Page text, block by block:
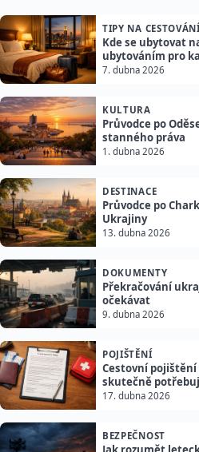
TIPY NA CESTOVÁNÍ
Kde se ubytovat
ubytováním pro
7. dubna 2026
KULTURA
Průvodce po
stanného práva
1. dubna 2026
DESTINACE
Průvodce po
Ukrajiny
13. dubna 2026
DOKUMENTY
Překračování
očekávat
9. dubna 2026
POJIŠTĚNÍ
Cestovní
skutečně
17. dubna 2026
BEZPEČNOST